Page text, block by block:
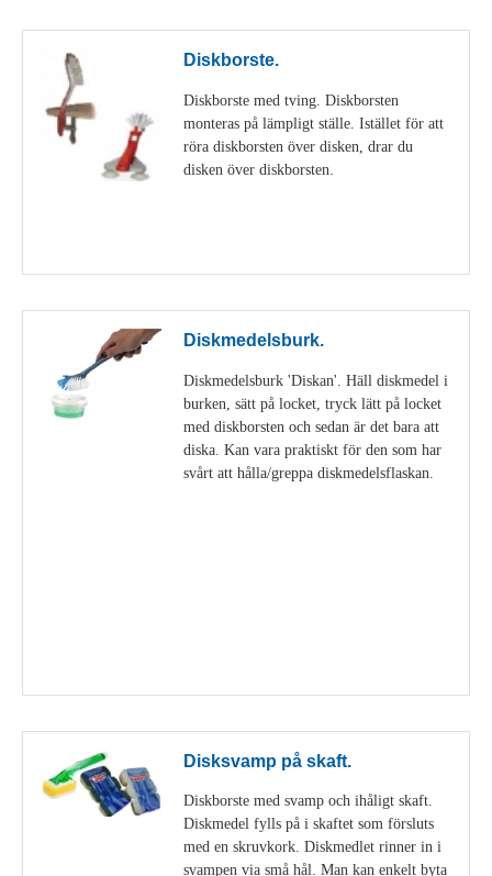
Diskborste.
Diskborste med tving. Diskborsten
monteras på lämpligt ställe. Istället för att
röra diskborsten över disken, drar du
disken över diskborsten.
Diskmedelsburk.
Diskmedelsburk 'Diskan'. Häll diskmedel i
burken, sätt på locket, tryck lätt på locket
med diskborsten och sedan är det bara att
diska. Kan vara praktiskt för den som har
svårt att hålla/greppa diskmedelsflaskan.
Disksvamp på skaft.
Diskborste med svamp och ihåligt skaft.
Diskmedel fylls på i skaftet som försluts
med en skruvkork. Diskmedlet rinner in i
svampen via små hål. Man kan enkelt byta